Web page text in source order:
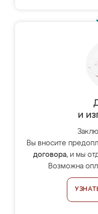
и
Вы вносите
договора, и мы
Возможна